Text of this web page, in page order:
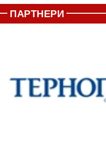
ПАРТНЕРИ